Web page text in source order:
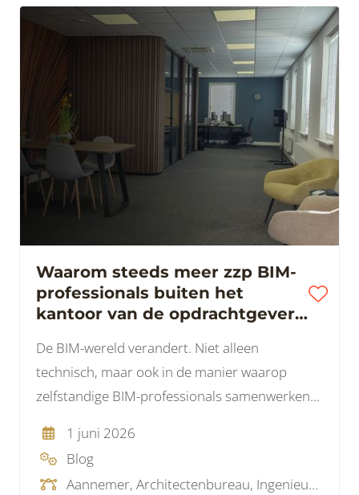
Waarom steeds meer zzp BIM-
professionals buiten het
kantoor van de opdrachtgever
De BIM-wereld verandert. Niet alleen
technisch, maar ook in de manier waarop
zelfstandige BIM-professionals samenwerken
1 juni 2026
Blog
Aannemer, Architectenbureau, Ingenieursbureau, Installatiebureau, Opdrachtgever, Technisch dienstverlener, Overig